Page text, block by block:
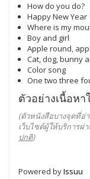
How do you do?
Happy New Year
Where is my
Boy and girl
Apple round,
Cat, dog, bunny
Color song
One two three
ตัวอย่างเนื้อห
(ตัวหนังสือบางจุดที่อ่
เว็บไซต์ผู้ให้บริการฝ
ปกติ)
Powered byIssuu